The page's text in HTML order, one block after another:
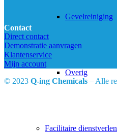
Gevelreiniging
Overig
Facilitaire
Contact
Direct contact
Demonstratie aanvragen
Klantenservice
Mijn account
© 2023 Q-ing Chemicals – Alle